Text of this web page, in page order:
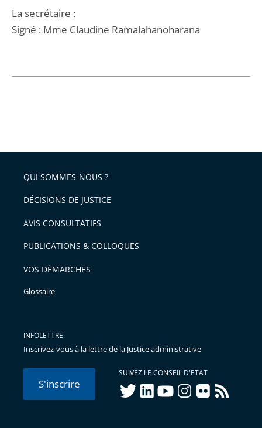
La secrétaire :
Signé : Mme Claudine Ramalahanoharana
QUI SOMMES-NOUS ?
DÉCISIONS DE JUSTICE
AVIS CONSULTATIFS
PUBLICATIONS & COLLOQUES
VOS DÉMARCHES
Glossaire
INFOLETTRE
Inscrivez-vous à la lettre de la Justice administrative
S'inscrire
SUIVEZ LE CONSEIL D'ETAT
twitterlinkedInyoutubeinstagram
flickr rss